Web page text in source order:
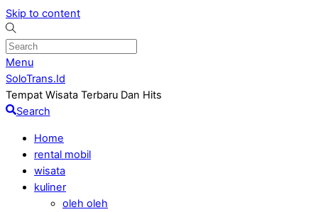
Skip to content
Menu
SoloTrans.Id
Tempat Wisata Terbaru Dan Hits
Search
Home
rental mobil
wisata
kuliner
oleh oleh